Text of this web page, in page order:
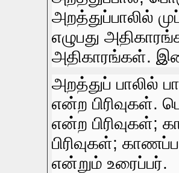
அறத்துப்பாலில்‌
எழுபது
அதிகாரங்கள்‌.
அறத்துப்‌ பாலில்‌
என்ற பிரிவுகள்‌.
என்ற பிரிவுகள்‌;
பிரிவுகள்‌;
என்றும்‌ உரைப்பர்‌.